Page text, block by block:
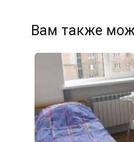
Вам также